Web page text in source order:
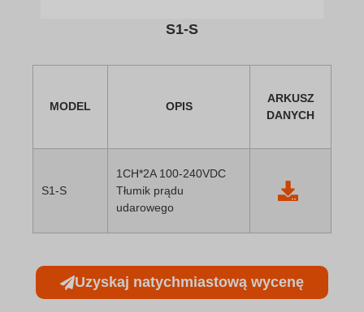
S1-S
MODEL OPIS
ARKUSZ
DANYCH
S1-S
1CH*2A 100-240VDC
Tłumik prądu
udarowego
Uzyskaj natychmiastową wycenę